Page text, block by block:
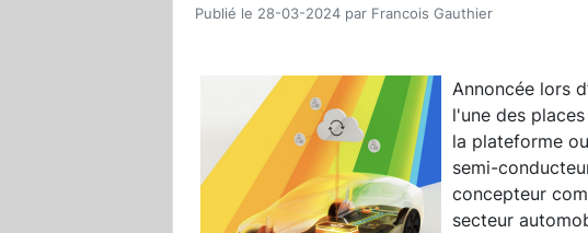
Publié le 28-03-2024 par Francois Gauthier
Annoncée lors
l'une des
la plateforme
semi-
concepteur
secteur